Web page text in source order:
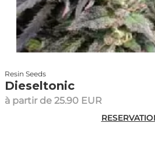
Resin Seeds
Dieseltonic
à partir de 25.90 EUR